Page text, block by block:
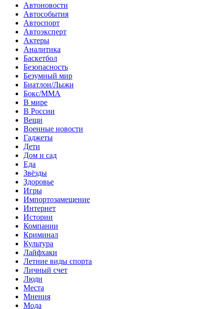
Автоновости
Автособытия
Автоспорт
Автоэксперт
Актеры
Аналитика
Баскетбол
Безопасность
Безумный мир
Биатлон/Лыжи
Бокс/MMA
В мире
В России
Вещи
Военные новости
Гаджеты
Дети
Дом и сад
Еда
Звёзды
Здоровье
Игры
Импортозамещение
Интернет
Истории
Компании
Криминал
Культура
Лайфхаки
Летние виды спорта
Личный счет
Люди
Места
Мнения
Мода